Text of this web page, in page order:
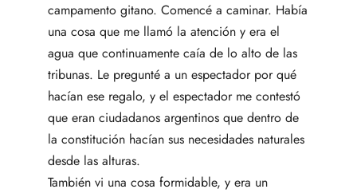
campamento gitano. Comencé a caminar. Había
una cosa que me llamó la atención y era el
agua que continuamente caía de lo alto de las
tribunas. Le pregunté a un espectador por qué
hacían ese regalo, y el espectador me contestó
que eran ciudadanos argentinos que dentro de
la constitución hacían sus necesidades naturales
desde las alturas.
También vi una cosa formidable, y era un